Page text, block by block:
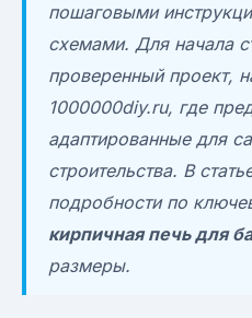
пошаговыми
схемами. Для начала
проверенный проект,
1000000diy.ru, где
адаптированные для
строительства. В
подробности по
кирпичная печь для
размеры.